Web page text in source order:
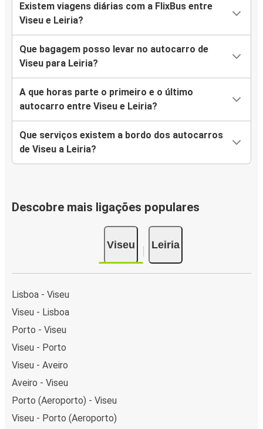
Existem viagens diárias com a FlixBus entre
Viseu e Leiria?
Que bagagem posso levar no autocarro de
Viseu para Leiria?
A que horas parte o primeiro e o último
autocarro entre Viseu e Leiria?
Que serviços existem a bordo dos autocarros
de Viseu a Leiria?
Descobre mais ligações populares
Viseu Leiria
Lisboa - Viseu
Viseu - Lisboa
Porto - Viseu
Viseu - Porto
Viseu - Aveiro
Aveiro - Viseu
Porto (Aeroporto) - Viseu
Viseu - Porto (Aeroporto)